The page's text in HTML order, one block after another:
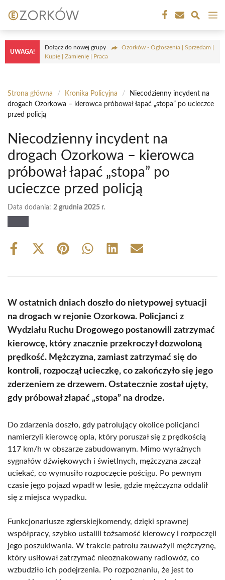
do
treści
UWAGA!
Dołącz do nowej grupy
Ozorków - Ogłoszenia | Sprzedam |
Kupię | Zamienię | Praca
Strona główna / Kronika Policyjna /
Niecodzienny incydent na
drogach Ozorkowa – kierowca próbował łapać „stopa” po ucieczce
przed policją
Niecodzienny incydent na
drogach Ozorkowa – kierowca
próbował łapać „stopa” po
ucieczce przed policją
Data dodania: 2 grudnia 2025 r.
Share
Share
(Twitter)
Share Share Share Share
W ostatnich dniach doszło do nietypowej sytuacji
na drogach w rejonie Ozorkowa. Policjanci z
Wydziału Ruchu Drogowego postanowili zatrzymać
kierowcę, który znacznie przekroczył dozwoloną
prędkość. Mężczyzna, zamiast zatrzymać się do
kontroli, rozpoczął ucieczkę, co zakończyło się jego
zderzeniem ze drzewem. Ostatecznie został ujęty,
gdy próbował złapać „stopa” na drodze.
Do zdarzenia doszło, gdy patrolujący okolice policjanci
namierzyli kierowcę opla, który poruszał się z prędkością
117 km/h w obszarze zabudowanym. Mimo wyraźnych
sygnałów dźwiękowych i świetlnych, mężczyzna zaczął
uciekać, co wymusiło rozpoczęcie pościgu. Po pewnym
czasie jego pojazd wpadł w lesie, gdzie mężczyzna oddalił
się z miejsca wypadku.
Funkcjonariusze zgierskiejkomendy, dzięki sprawnej
współpracy, szybko ustalili tożsamość kierowcy i rozpoczęli
jego poszukiwania. W trakcie patrolu zauważyli mężczyznę,
który usiłował zatrzymać nieoznakowany radiowóz, co
wzbudziło ich podejrzenia. Po rozpoznaniu, że jest to